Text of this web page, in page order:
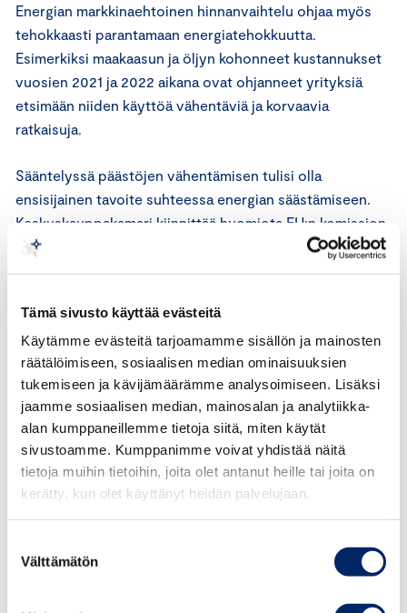
Tämä sivusto käyttää evästeitä
Käytämme evästeitä tarjoamamme sisällön ja mainosten
räätälöimiseen, sosiaalisen median ominaisuuksien
tukemiseen ja kävijämäärämme analysoimiseen. Lisäksi
jaamme sosiaalisen median, mainosalan ja analytiikka-
alan kumppaneillemme tietoja siitä, miten käytät
sivustoamme. Kumppanimme voivat yhdistää näitä
tietoja muihin tietoihin, joita olet antanut heille tai joita on
kerätty, kun olet käyttänyt heidän palvelujaan.
valinta
Välttämätön
Energian markkinaehtoinen hinnanvaihtelu ohjaa myös
tehokkaasti parantamaan energiatehokkuutta.
Esimerkiksi maakaasun ja öljyn kohonneet kustannukset
vuosien 2021 ja 2022 aikana ovat ohjanneet yrityksiä
etsimään niiden käyttöä vähentäviä ja korvaavia
ratkaisuja.
Sääntelyssä päästöjen vähentämisen tulisi olla
ensisijainen tavoite suhteessa energian säästämiseen.
Keskuskauppakamari kiinnittää huomiota EU:n komission
esitykseen energiatehokkuusdirektiivin (EED)
päivittämisestä. Nykyisestä direktiivistä poiketen esitys
Esimerkiksi Suomelle laskettu tavoite energian
kokonaiskulutuksen vähentämisestä on huomattavasti
kireämpi kuin ilmasto- ja energiastrategian
taustalaskelmien arviot energiankulutuksesta.
Teollisuuden sähköistyminen ja vetytalous edellyttää
runsaasti uutta puhtaan sähkön tuotantoa ja kulutusta.
Energiatehokkuuden kannalta sähköistymisen etuna on
sen polttamista tehokkaampi energiankäyttö, vaikka
raportit (2022) ja IEA:n Net Zero 2050-raportti (2021)
korostavat sähköistymisen merkitystä. IEA:n raportissa
ilmastoneutraaliudesta vuonna 2050 sähköistymisen